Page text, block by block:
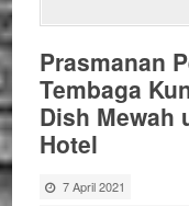
Prasmanan
Tembaga
Dish Mewah
Hotel
7 April 2021